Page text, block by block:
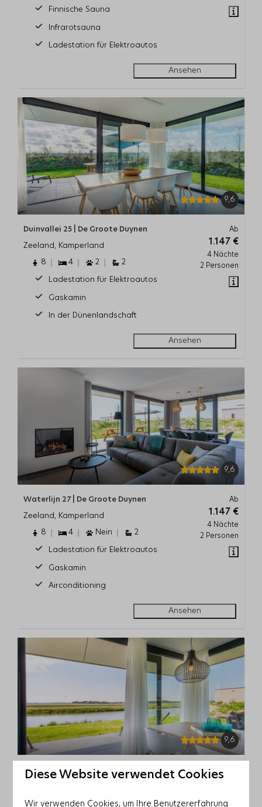
Finnische Sauna
Infrarotsauna
Ladestation für Elektroautos
Ansehen
9,6
Ab
1.147 €
4 Nächte
2 Personen
Duinvallei 25 | De Groote Duynen
Zeeland, Kamperland
8 4 2 2
Ladestation für Elektroautos
Gaskamin
In der Dünenlandschaft
Ansehen
9,6
Ab
1.147 €
4 Nächte
2 Personen
Waterlijn 27 | De Groote Duynen
Zeeland, Kamperland
8 4 Nein 2
Ladestation für Elektroautos
Gaskamin
Airconditioning
Ansehen
9,6
Waterlijn 40 | De Groote Duynen
6 3 1 2
Diese Website verwendet Cookies
Wir verwenden Cookies, um Ihre Benutzererfahrung